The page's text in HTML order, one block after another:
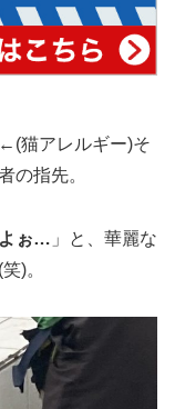
猫アレルギー)そ
の指先。
ぉ… 」と、華麗な
)。